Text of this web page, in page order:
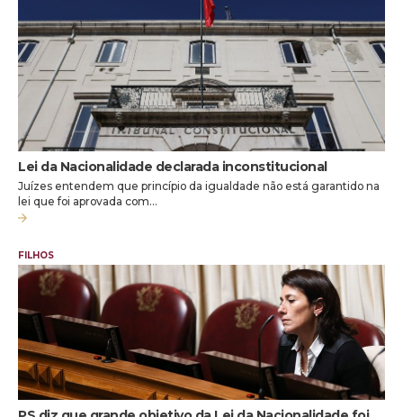
Lei da Nacionalidade declarada inconstitucional
Juízes entendem que princípio da igualdade não está garantido na
lei que foi aprovada com…
FILHOS